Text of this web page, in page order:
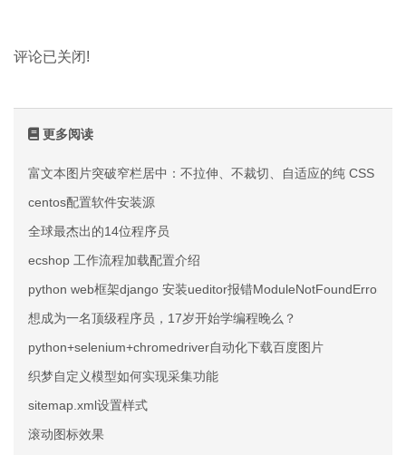
评论已关闭!
更多阅读
富文本图片突破窄栏居中：不拉伸、不裁切、自适应的纯 CSS 方案
centos配置软件安装源
全球最杰出的14位程序员
ecshop 工作流程加载配置介绍
python web框架django 安装ueditor报错ModuleNotFoundError: No
想成为一名顶级程序员，17岁开始学编程晚么？
python+selenium+chromedriver自动化下载百度图片
织梦自定义模型如何实现采集功能
sitemap.xml设置样式
滚动图标效果